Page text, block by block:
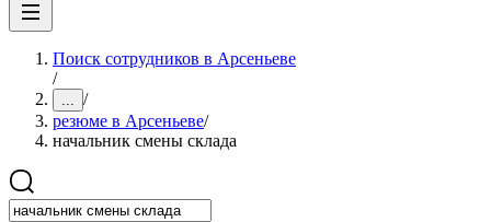
Поиск сотрудников в Арсеньеве
/
... /
резюме в Арсеньеве/
начальник смены склада